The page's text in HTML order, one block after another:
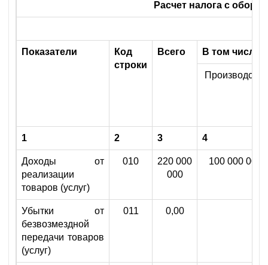
Расчет налога с
Показатели
Код
строки
Всего В том числе
Производство
1 2 3 4
Доходы от
реализации
товаров (услуг)
010
220 000
000
100 000 000
Убытки от
безвозмездной
передачи товаров
(услуг)
011 0,00